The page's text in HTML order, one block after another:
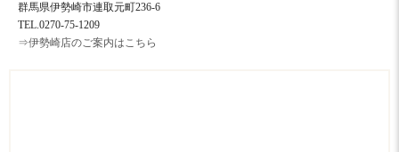
群馬県伊勢崎市連取元町236-6
TEL.0270-75-1209
⇒伊勢崎店のご案内はこちら